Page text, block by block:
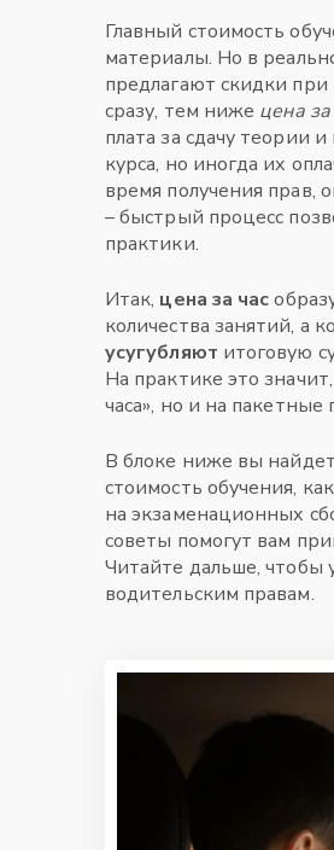
Главный стоимость
материалы. Но в
предлагают скидки при
сразу, тем ниже цена
плата за сдачу теории
курса, но иногда их
время получения прав,
– быстрый процесс
практики.
Итак, цена за час
количества занятий, а
усугубляют итоговую
На практике это
часа», но и на
В блоке ниже вы
стоимость обучения,
на экзаменационных
советы помогут вам
Читайте дальше, чтобы
водительским правам.